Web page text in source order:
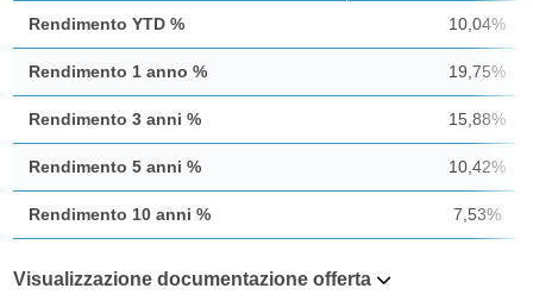
Rendimento YTD % 10,04%
Rendimento 1 anno % 19,75%
Rendimento 3 anni % 15,88%
Rendimento 5 anni % 10,42%
Rendimento 10 anni % 7,53%
Visualizzazione documentazione offerta